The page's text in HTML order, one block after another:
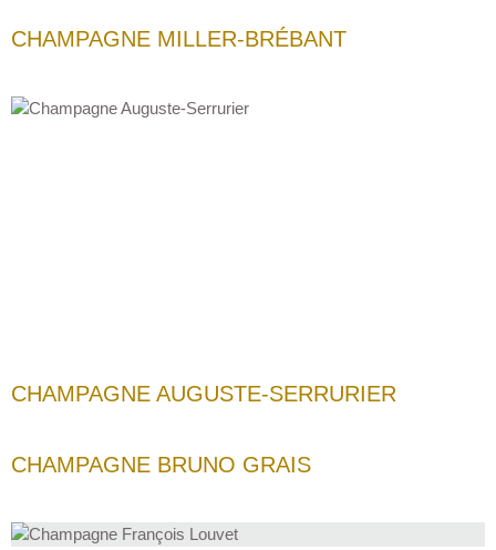
CHAMPAGNE MILLER-BRÉBANT
CHAMPAGNE AUGUSTE-SERRURIER
CHAMPAGNE BRUNO GRAIS